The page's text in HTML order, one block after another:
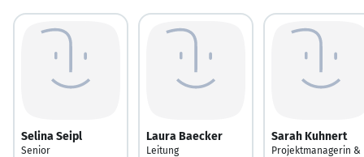
Selina Seipl
Senior
Laura Baecker
Leitung
Sarah Kuhnert
Projektmanagerin &